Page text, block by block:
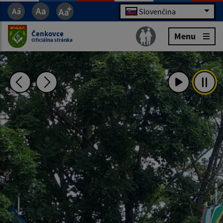
Slovenčina
Čenkovce
Oficiálna stránka Menu